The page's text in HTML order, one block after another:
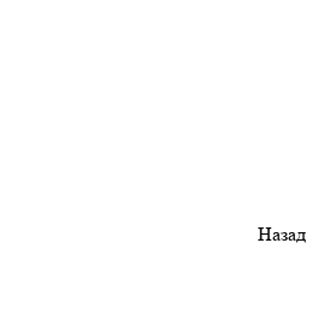
Назад